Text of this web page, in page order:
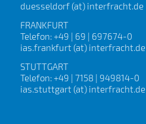
duesseldorf (at) interfracht.de
FRANKFURT
Telefon: +49 | 69 | 697674-0
ias.frankfurt (at) interfracht.de
STUTTGART
Telefon: +49 | 7158 | 949814-0
ias.stuttgart (at) interfracht.de